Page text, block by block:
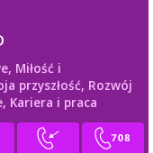
Miłość i
przyszłość, Rozwój
Kariera i praca